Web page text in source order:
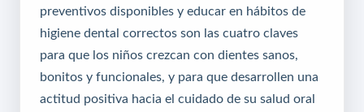
preventivos disponibles y educar en hábitos de
higiene dental correctos son las cuatro claves
para que los niños crezcan con dientes sanos,
bonitos y funcionales, y para que desarrollen una
actitud positiva hacia el cuidado de su salud oral